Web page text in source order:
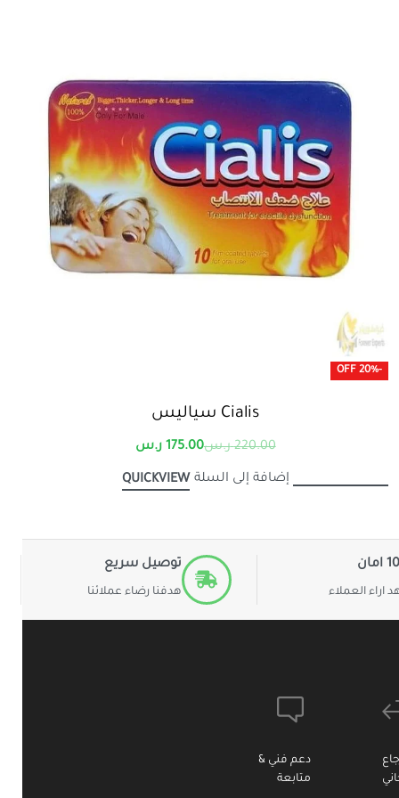
-20% OFF
Cialis سياليس
220.00 ر.س175.00 ر.س
إضافة إلى السلة QUICKVIEW
اراء العملاء
توصيل سريع
هدفنا رضاء عملائنا
دعم فني &
متابعة